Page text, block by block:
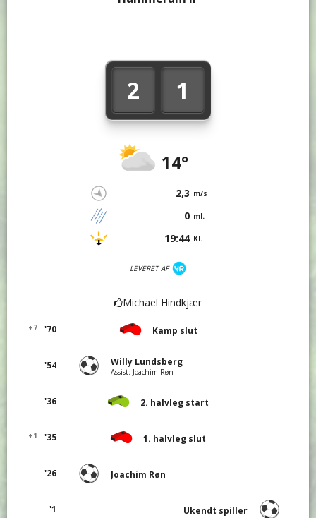
2 1
14°
2,3 m/s
0 ml.
19:44 Kl.
LEVERET AF
Michael Hindkjær
'70
+7 Kamp slut
'54 Willy Lundsberg
Assist: Joachim Røn
'36 2. halvleg start
'35
+1 1. halvleg slut
'26 Joachim Røn
'1 Ukendt spiller